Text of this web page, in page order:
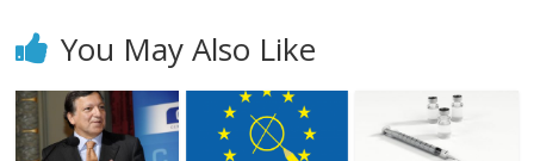
You May Also Like